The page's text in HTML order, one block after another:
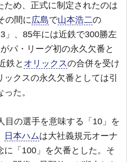
ため、正式に制定されたのは
の間に 広島で山本浩二の
」、85年には近鉄で300勝左
パ・リーグ初の永久欠番と
鉄と オリックスの合併を受け
クスの永久欠番としては引
た。
目の選手を意味する「10」を
日本ハムは大社義規元オーナ
に「100」を欠番とした。そ